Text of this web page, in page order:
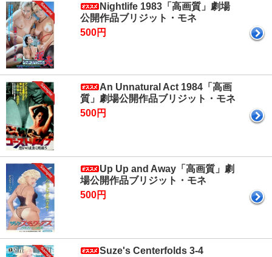
Nightlife 1983「高画質」劇場
公開作品ブリジット・モネ
500円
An Unnatural Act 1984「高画
質」劇場公開作品ブリジット・モネ
500円
Up Up and Away「高画質」劇
場公開作品ブリジット・モネ
500円
Suze's Centerfolds 3-4